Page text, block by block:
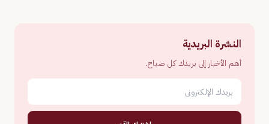
النشرة البريدية
أهم الأخبار إلى بريدك كل صباح.